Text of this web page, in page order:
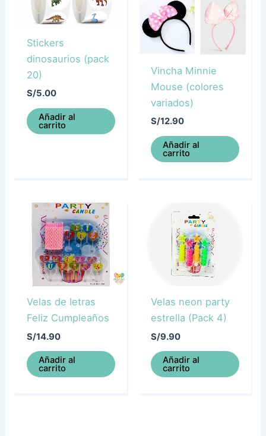
Stickers
dinosaurios (pack
20)
S/5.00
Añadir al
carrito
Vincha Minnie
Mouse (colores
variados)
S/12.90
Añadir al
carrito
Velas de letras
Feliz Cumpleaños
S/14.90
Añadir al
carrito
Velas neon party
estrella (Pack 4)
S/9.90
Añadir al
carrito